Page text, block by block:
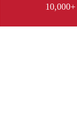
10,000+